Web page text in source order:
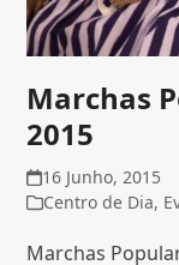
Marchas
2015
16 Junho, 2015
Centro de Dia,
Marchas